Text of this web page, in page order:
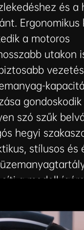
és a
Ergonomikus
a motoros
utakon
gondoskodik
szó szűk
hegyi
stílusos és
a modell